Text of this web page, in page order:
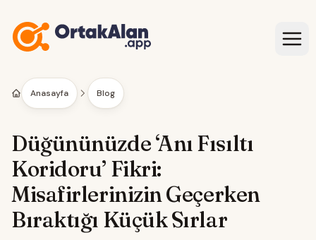
İçeriğe geç
Anasayfa Blog
Düğününüzde ‘Anı Fısıltı
Koridoru’ Fikri:
Misafirlerinizin Geçerken
Bıraktığı Küçük Sırlar